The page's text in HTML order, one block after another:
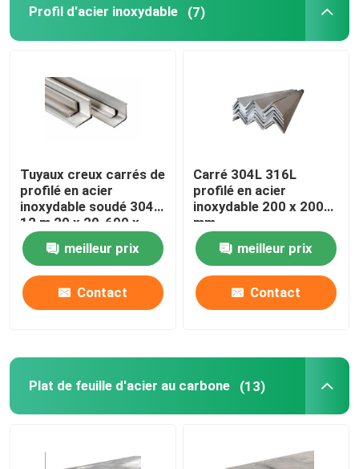
Profil d'acier inoxydable (7)
Tuyaux creux carrés de
profilé en acier
inoxydable soudé 304
12 m 20 x 20-600 x
600 mm
meilleur prix
Contact
Carré 304L 316L
profilé en acier
inoxydable 200 x 200
mm
meilleur prix
Contact
Plat de feuille d'acier au carbone (13)